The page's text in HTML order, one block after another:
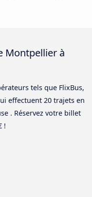
Montpellier à
tels que FlixBus,
effectuent 20 trajets en
. Réservez votre billet
!